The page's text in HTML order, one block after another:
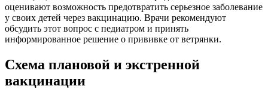
оценивают возможность предотвратить серьезное заболевание
у своих детей через вакцинацию. Врачи рекомендуют
обсудить этот вопрос с педиатром и принять
информированное решение о прививке от ветрянки.
Схема плановой и экстренной
вакцинации